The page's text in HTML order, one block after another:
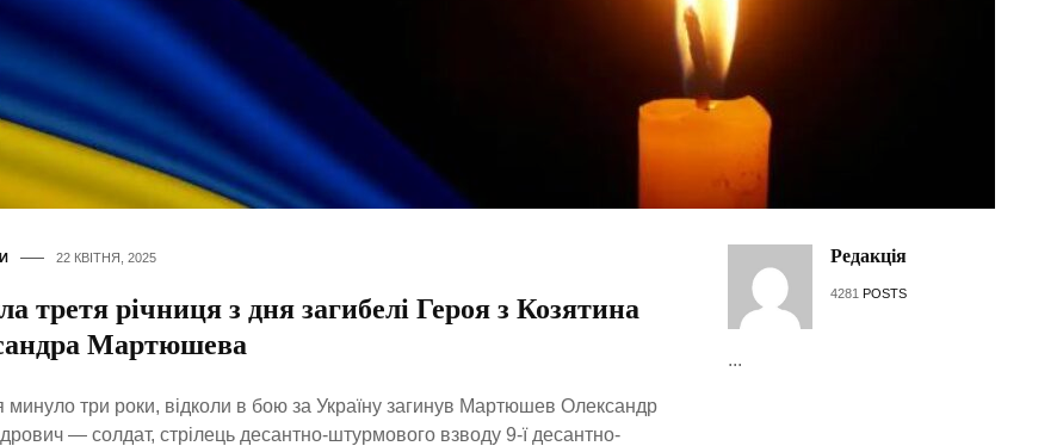
22 КВІТНЯ, 2025
третя річниця з дня загибелі Героя з Козятина
Мартюшева
минуло три роки, відколи в бою за Україну загинув Мартюшев Олександр
— солдат, стрілець десантно-штурмового взводу 9-ї десантно-
Редакція
4281 POSTS
...